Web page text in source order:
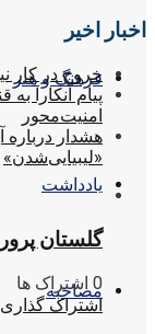
فرهنگ و هنر
یادداشت
مصاحبه
اخبار اخیر
خروج در کار
پیام آنکارا
امنیت‌محور
هشدار
«لیبیایی‌شدن»
گلستان
0 اشتراک ها
اشتراک گذاری